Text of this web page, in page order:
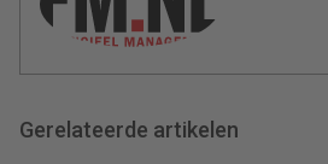
Gerelateerde artikelen